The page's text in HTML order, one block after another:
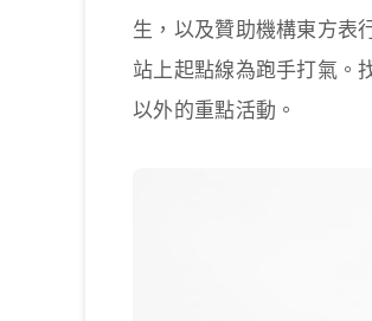
生，以及贊助機構東方表
站上起點線為跑手打氣。
以外的重點活動。